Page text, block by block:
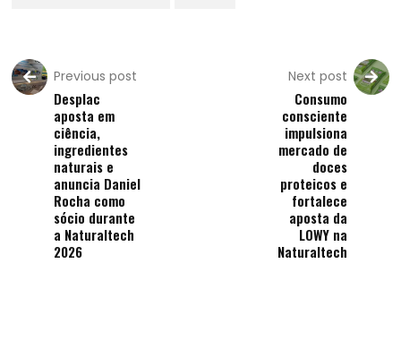
Previous post
Desplac
aposta em
ciência,
ingredientes
naturais e
anuncia Daniel
Rocha como
sócio durante
a Naturaltech
2026
Next post
Consumo
consciente
impulsiona
mercado de
doces
proteicos e
fortalece
aposta da
LOWY na
Naturaltech